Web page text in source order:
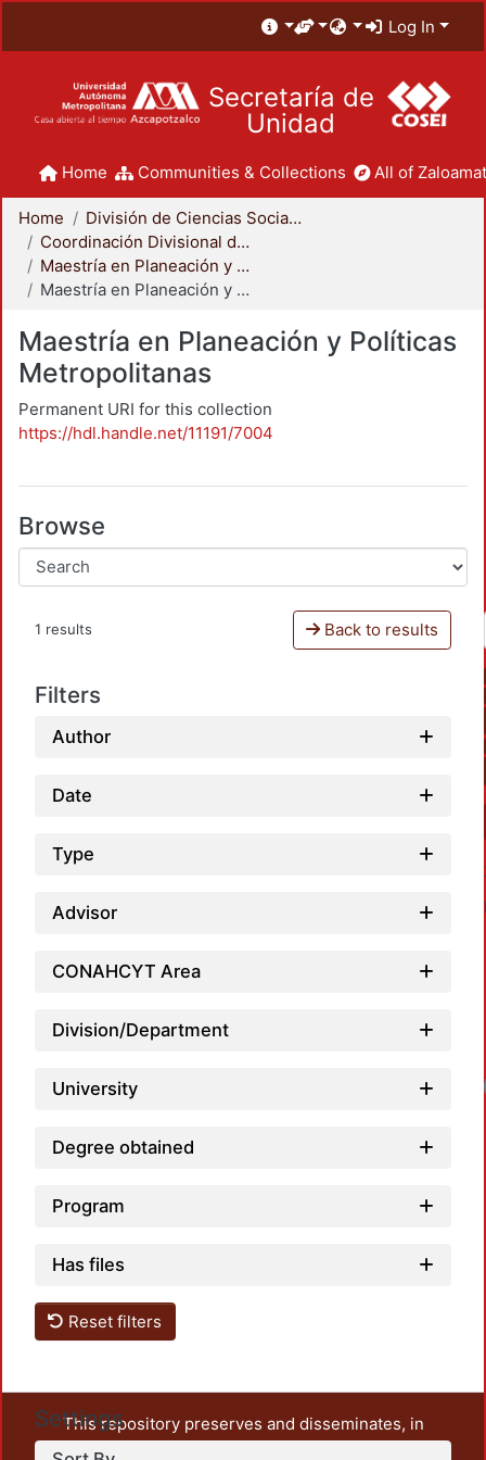
Log In
Secretaría de
Unidad
Home Communities & Collections All of
Home
División de Ciencias Sociales y Humanidades
Coordinación Divisional de Posgrado
Maestría en Planeación y Políticas Metropolitanas
Maestría en Planeación y Políticas Metropolitanas
Maestría en Planeación y Políticas
Metropolitanas
Permanent URI for this collection
https://hdl.handle.net/11191/7004
Browse
1 results Back to results
Filters
Author
Date
Type
Advisor
CONAHCYT Area
Division/Department
University
Degree obtained
Program
Has files
Reset filters
Settings
This repository preserves and disseminates, in
unrestricted open access, the teaching and research